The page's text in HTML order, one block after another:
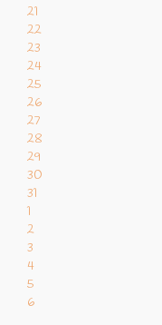
21
22
23
24
25
26
27
28
29
30
31
1
2
3
4
5
6